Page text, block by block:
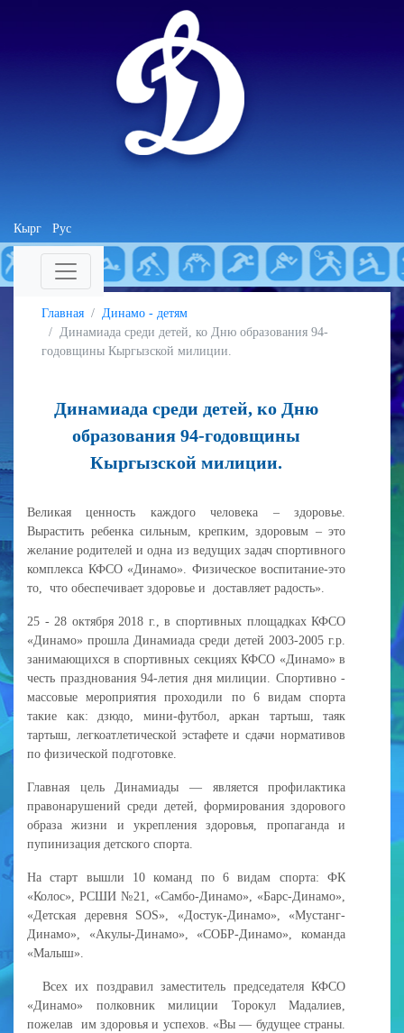
Кырг Рус
Главная
Динамо - детям
Динамиада среди детей, ко Дню образования 94-
годовщины Кыргызской милиции.
Динамиада среди детей, ко Дню
образования 94-годовщины
Кыргызской милиции.
Великая ценность каждого человека – здоровье.
Вырастить ребенка сильным, крепким, здоровым – это
желание родителей и одна из ведущих задач спортивного
комплекса КФСО «Динамо». Физическое воспитание-это
то, что обеспечивает здоровье и доставляет радость».
25 - 28 октября 2018 г., в спортивных площадках КФСО
«Динамо» прошла Динамиада среди детей 2003-2005 г.р.
занимающихся в спортивных секциях КФСО «Динамо» в
честь празднования 94-летия дня милиции. Спортивно -
массовые мероприятия проходили по 6 видам спорта
такие как: дзюдо, мини-футбол, аркан тартыш, таяк
тартыш, легкоатлетической эстафете и сдачи нормативов
по физической подготовке.
Главная цель Динамиады — является профилактика
правонарушений среди детей, формирования здорового
образа жизни и укрепления здоровья, пропаганда и
пупинизация детского спорта.
На старт вышли 10 команд по 6 видам спорта: ФК
«Колос», РСШИ №21, «Самбо-Динамо», «Барс-Динамо»,
«Детская деревня SOS», «Достук-Динамо», «Мустанг-
Динамо», «Акулы-Динамо», «СОБР-Динамо», команда
«Малыш».
Всех их поздравил заместитель председателя КФСО
«Динамо» полковник милиции Торокул Мадалиев,
пожелав им здоровья и успехов. «Вы — будущее страны.